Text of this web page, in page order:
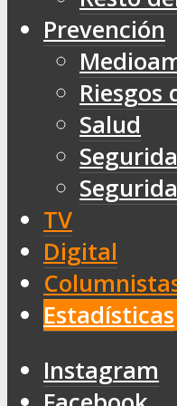
Prevención
Riesgos
Salud
TV
Digital
Estadísticas
Instagram